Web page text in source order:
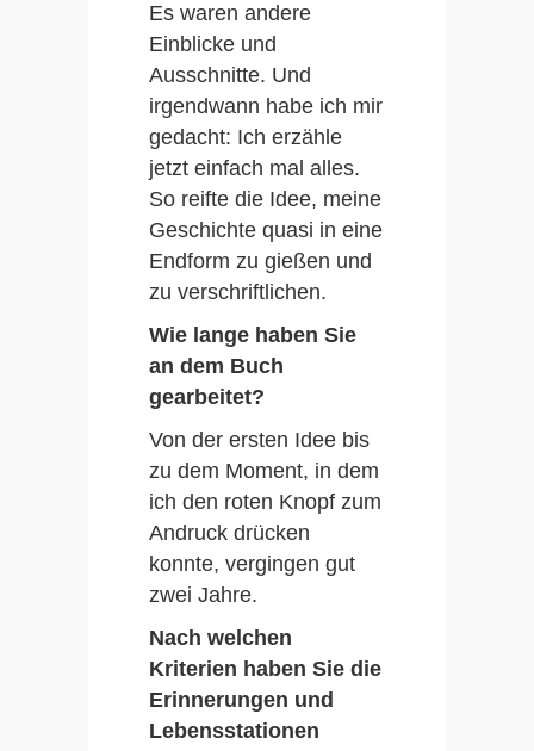
Es waren andere
Einblicke und
Ausschnitte. Und
irgendwann habe ich mir
gedacht: Ich erzähle
jetzt einfach mal alles.
So reifte die Idee, meine
Geschichte quasi in eine
Endform zu gießen und
zu verschriftlichen.
Wie lange haben Sie
an dem Buch
gearbeitet?
Von der ersten Idee bis
zu dem Moment, in dem
ich den roten Knopf zum
Andruck drücken
konnte, vergingen gut
zwei Jahre.
Nach welchen
Kriterien haben Sie die
Erinnerungen und
Lebensstationen